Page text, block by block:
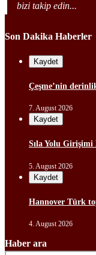
bizi takip edin...
Son Dakika Haberler
Kaydet
Çeşme’nin
7. August 2026
Kaydet
Sıla Yolu Girişimi
5. August 2026
Kaydet
Hannover Türk
4. August 2026
Haber ara